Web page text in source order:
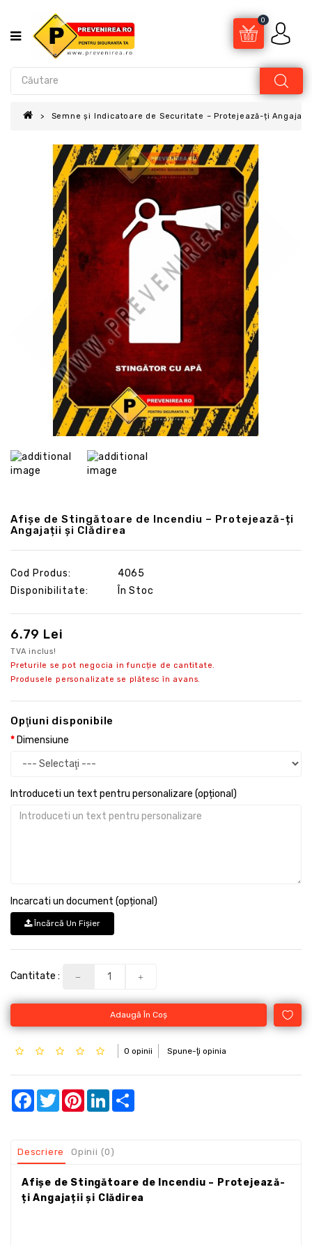
0
Semne și Indicatoare de Securitate – Protejează-ți
Afișe de Stingătoare de Incendiu – Protejează-ți
Angajații și Clădirea
Cod Produs:
4065
Disponibilitate:
În Stoc
6.79 Lei
TVA inclus!
Preturile se pot negocia in funcție de cantitate.
Produsele personalizate se plătesc în avans.
Opţiuni disponibile
Dimensiune
Introduceti un text pentru personalizare (opțional)
Incarcati un document (opțional)
Încărcă Un Fişier
Cantitate :
Adaugă În Coş
0 opinii Spune-ţi opinia
Facebook
TwitterPinterestLinkedIn
Descriere Opinii (0)
Afișe de Stingătoare de Incendiu – Protejează-
ți Angajații și Clădirea